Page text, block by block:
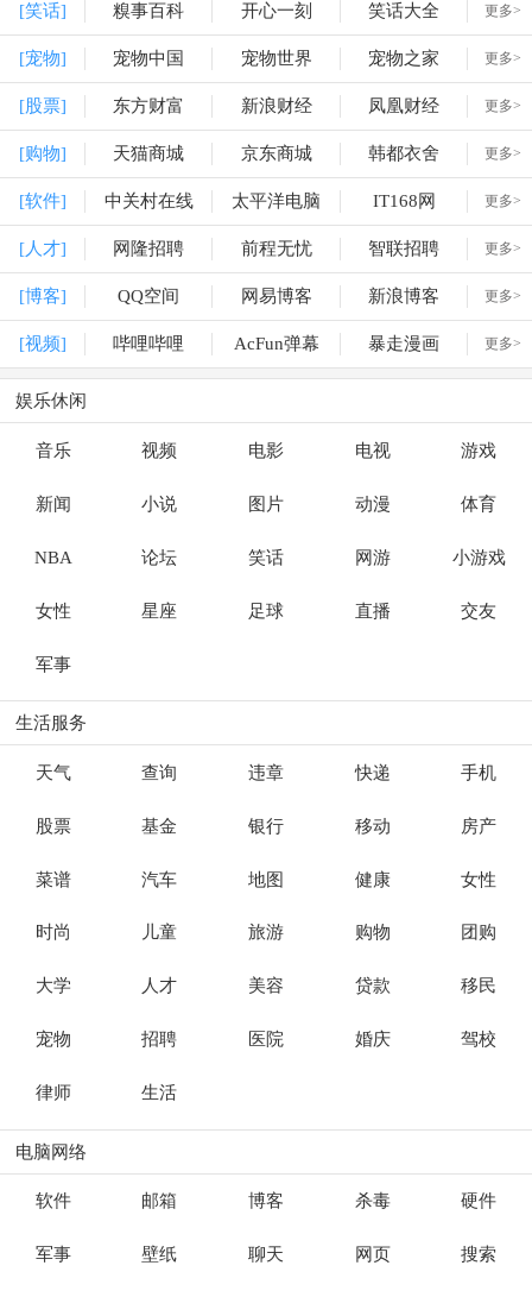
[笑话] 糗事百科 开心一刻 笑话大全 更多>
[宠物] 宠物中国 宠物世界 宠物之家 更多>
[股票] 东方财富 新浪财经 凤凰财经 更多>
[购物] 天猫商城 京东商城 韩都衣舍 更多>
[软件] 中关村在线 太平洋电脑 IT168网 更多>
[人才] 网隆招聘 前程无忧 智联招聘 更多>
[博客] QQ空间 网易博客 新浪博客 更多>
[视频] 哔哩哔哩 AcFun弹幕 暴走漫画 更多>
娱乐休闲
音乐 视频 电影 电视 游戏
新闻 小说 图片 动漫 体育
NBA 论坛 笑话 网游 小游戏
女性 星座 足球 直播 交友
军事
生活服务
天气 查询 违章 快递 手机
股票 基金 银行 移动 房产
菜谱 汽车 地图 健康 女性
时尚 儿童 旅游 购物 团购
大学 人才 美容 贷款 移民
宠物 招聘 医院 婚庆 驾校
律师 生活
电脑网络
软件 邮箱 博客 杀毒 硬件
军事 壁纸 聊天 网页 搜索